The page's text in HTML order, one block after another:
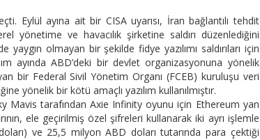
Eylül ayına ait bir CISA uyarısı, İran bağlantılı tehdit
yönetime ve havacılık şirketine saldırı düzenlediğini
olmayan bir şekilde fidye yazılımı saldırıları için
ayında ABD’deki bir devlet organizasyonuna yönelik
bir Federal Sivil Yönetim Organı (FCEB) kuruluşu veri
yönelik bir kötü amaçlı yazılım kullanılmıştır.
Mavis tarafından Axie Infinity oyunu için Ethereum yan
ele geçirilmiş özel şifreleri kullanarak iki ayrı işlemle
ve 25,5 milyon ABD doları tutarında para çektiği